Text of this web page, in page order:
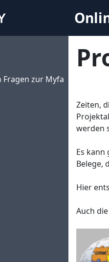
zur Myfactory
Zeiten,
werden
Es
Belege,
Hier
Auch